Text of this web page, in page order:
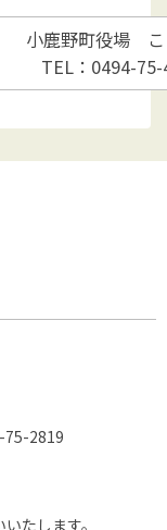
小鹿野町役場 こ
TEL：0494-
75-2819
たします。